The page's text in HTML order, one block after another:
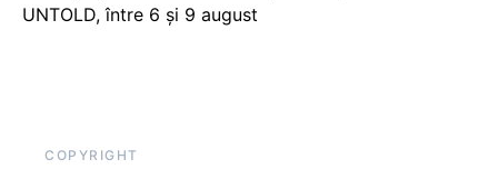
UNTOLD, între 6 și 9 august
COPYRIGHT